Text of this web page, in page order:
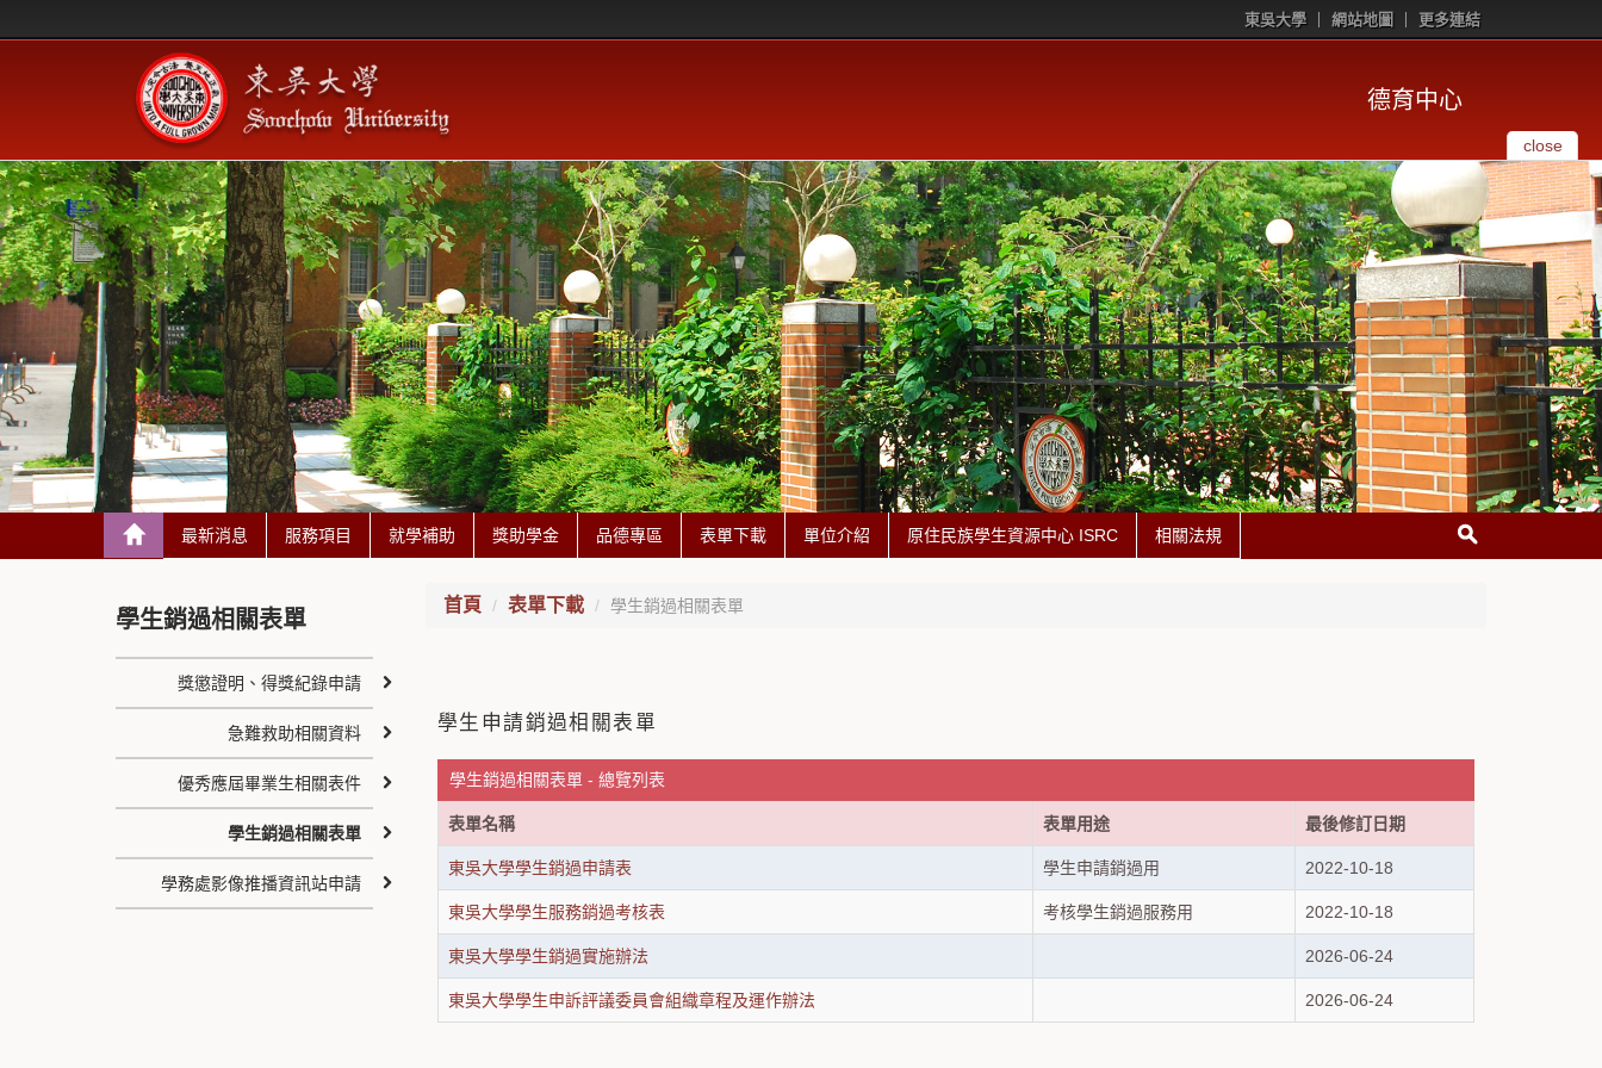
東吳大學 網站地圖 更多連結
德育中心
close
最新消息 服務項目 就學補助 獎助學金 品德專區 表單下載 單位介紹 原住民族學生資源中心 ISRC 相關法規
首頁 表單下載 學生銷過相關表單
學生申請銷過相關表單
學生銷過相關表單 - 總覽列表
表單名稱 表單用途 最後修訂日期
東吳大學學生銷過申請表 學生申請銷過用 2022-10-18
東吳大學學生服務銷過考核表 考核學生銷過服務用 2022-10-18
東吳大學學生銷過實施辦法 2026-06-24
東吳大學學生申訴評議委員會組織章程及運作辦法 2026-06-24
學生銷過相關表單
獎懲證明、得獎紀錄申請
急難救助相關資料
優秀應屆畢業生相關表件
學生銷過相關表單
學務處影像推播資訊站申請